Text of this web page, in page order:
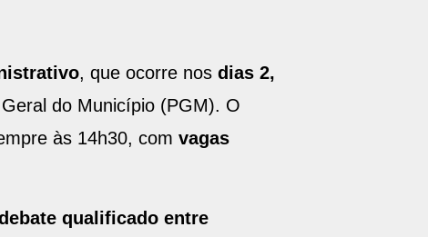
, que ocorre nos dias 2,
do Município (PGM). O
às 14h30, com vagas
qualificado entre